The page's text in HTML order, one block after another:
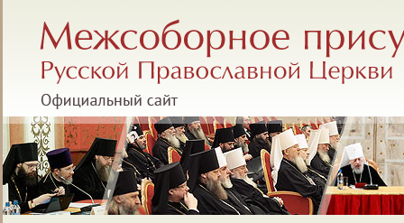
Межсоборное присутствие Русской
Официальный сайт